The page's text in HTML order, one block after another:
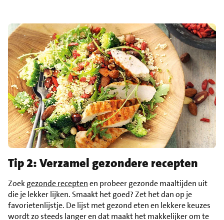
Tip 2: Verzamel gezondere recepten
Zoekgezonde receptenen probeer gezonde maaltijden uit
die je lekker lijken. Smaakt het goed? Zet het dan op je
favorietenlijstje. De lijst met gezond eten en lekkere keuzes
wordt zo steeds langer en dat maakt het makkelijker om te